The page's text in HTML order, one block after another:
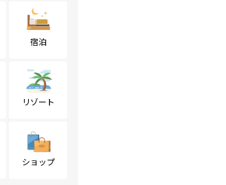
宿泊
リゾート
ショップ